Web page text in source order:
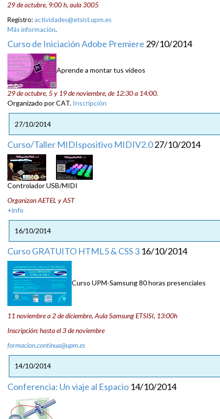
29 de octubre, 9:00 h, aula 3005
Registro:actividades@etsist.upm.es
Más información.
Curso de Iniciación Adobe Premiere 29/10/2014
Aprende a montar tus vídeos
29 de octubre, 5 y 19 de noviembre, de 12:30 a 14:00.
Organizado por CAT. Inscripción
27/10/2014
Curso/Taller MIDIspositivo MIDIV2.027/10/2014
Controlador USB/MIDI
Organizan AETEL y AST
+info
16/10/2014
Curso GRATUITO HTML5 & CSS 3 16/10/2014
Curso UPM-Samsung 80 horas presenciales
11 noviembre a 2 de diciembre, Aula Samsung ETSISI, 13:00h
Inscripción: hasta el 3 de noviembre
formacion.continua@upm.es
14/10/2014
Conferencia: Un viaje al Espacio 14/10/2014